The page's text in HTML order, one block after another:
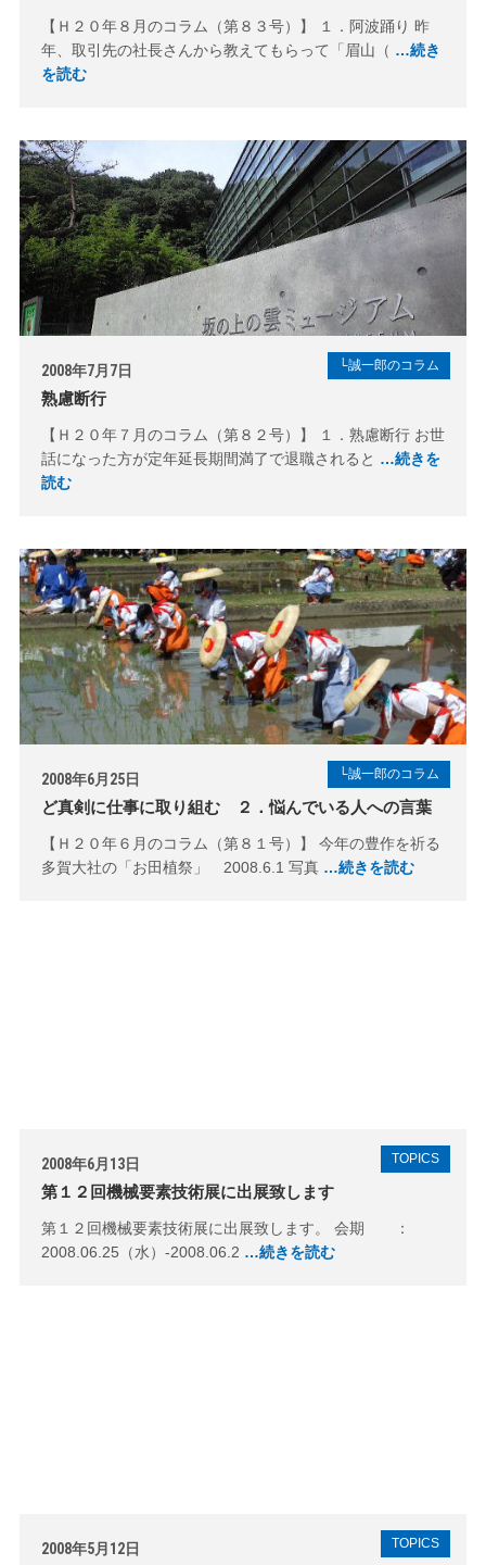
【Ｈ２０年８月のコラム（第８３号）】 １．阿波踊り 昨
年、取引先の社長さんから教えてもらって「眉山（ …続き
を読む
└誠一郎のコラム
2008年7月7日
熟慮断行
【Ｈ２０年７月のコラム（第８２号）】 １．熟慮断行 お世
話になった方が定年延長期間満了で退職されると …続きを
読む
└誠一郎のコラム
2008年6月25日
ど真剣に仕事に取り組む ２．悩んでいる人への言葉
【Ｈ２０年６月のコラム（第８１号）】 今年の豊作を祈る
多賀大社の「お田植祭」 2008.6.1 写真 …続きを読む
TOPICS
2008年6月13日
第１２回機械要素技術展に出展致します
第１２回機械要素技術展に出展致します。 会期 ：
2008.06.25（水）-2008.06.2 …続きを読む
TOPICS
2008年5月12日